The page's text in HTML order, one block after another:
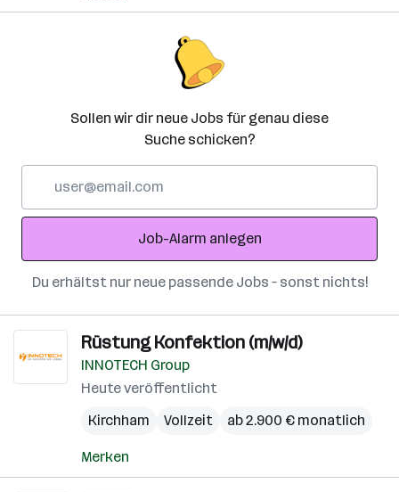
Sollen wir dir neue Jobs für genau diese
Suche schicken?
Adresse
Job-Alarm anlegen
Du erhältst nur neue passende Jobs – sonst nichts!
Rüstung Konfektion (m/w/d)
INNOTECH Group
Heute veröffentlicht
Kirchham
Vollzeit ab 2.900 € monatlich
Merken